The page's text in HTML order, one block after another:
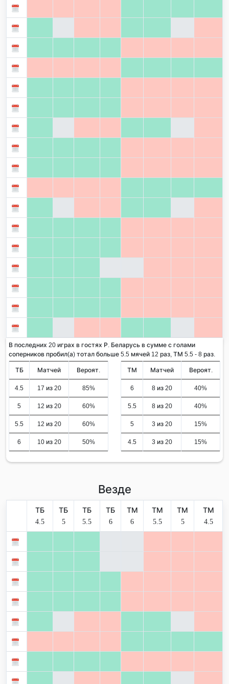
В последних 20 играх в гостях Р. Беларусь в сумме с голами
соперников пробил(а) тотал больше 5.5 мячей 12 раз, ТМ 5.5 - 8 раз.
ТБ Матчей Вероят.
4.5 17 из 20 85%
5 12 из 20 60%
5.5 12 из 20 60%
6 10 из 20 50%
ТМ Матчей Вероят.
6 8 из 20 40%
5.5 8 из 20 40%
5 3 из 20 15%
4.5 3 из 20 15%
Везде
ТБ
4.5
ТБ
5
ТБ
5.5
ТБ
6
ТМ
6
ТМ
5.5
ТМ
5
ТМ
4.5